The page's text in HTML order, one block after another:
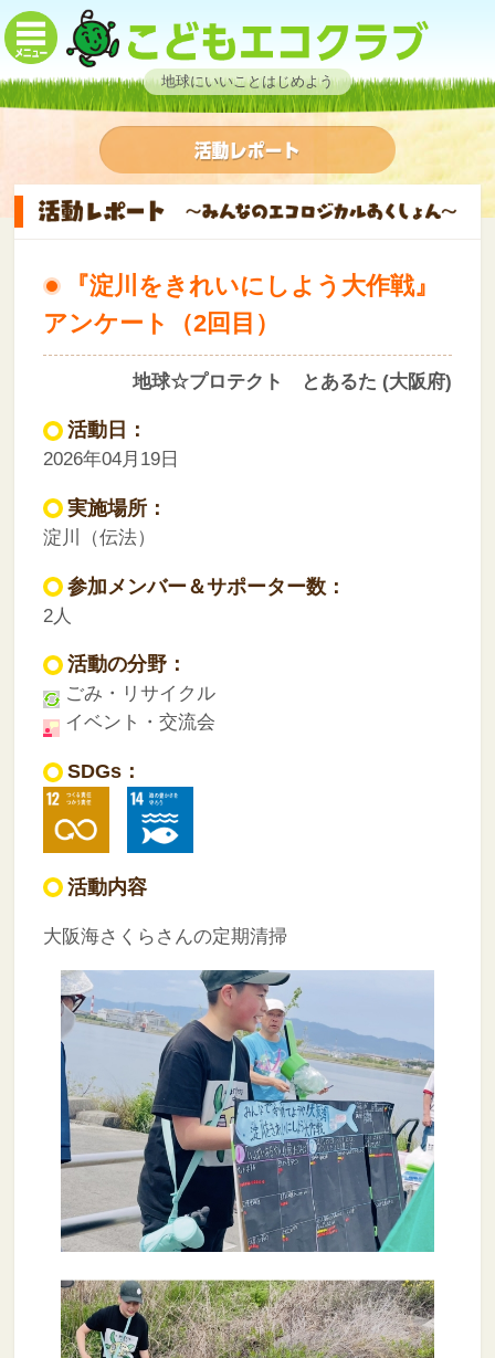
地球にいいことはじめよう
『淀川をきれいにしよう大作戦』
アンケート（2回目）
地球☆プロテクト とあるた (大阪府)
活動日：
2026年04月19日
実施場所：
淀川（伝法）
参加メンバー＆サポーター数：
2人
活動の分野：
ごみ・リサイクル
イベント・交流会
SDGs：
活動内容
大阪海さくらさんの定期清掃